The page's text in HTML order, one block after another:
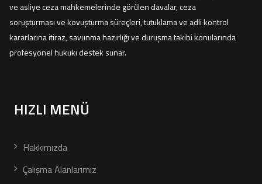
ve asliye ceza mahkemelerinde görülen davalar, ceza
soruşturması ve kovuşturma süreçleri, tutuklama ve adli kontrol
kararlarına itiraz, savunma hazırlığı ve duruşma takibi konularında
profesyonel hukuki destek sunar.
HIZLI MENÜ
Hakkımızda
Çalışma Alanlarımız